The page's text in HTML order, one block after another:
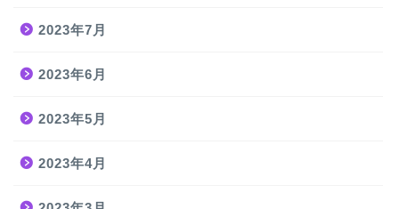
2023年7月
2023年6月
2023年5月
2023年4月